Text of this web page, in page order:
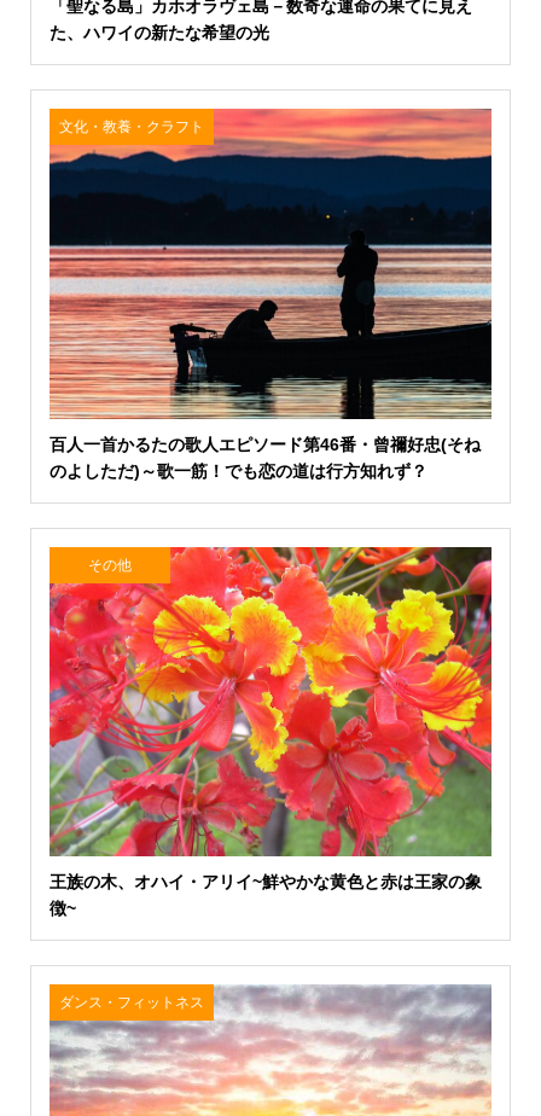
「聖なる島」カホオラヴェ島－数奇な運命の果てに見え
た、ハワイの新たな希望の光
文化・教養・クラフト
百人一首かるたの歌人エピソード第46番・曾禰好忠(そね
のよしただ)～歌一筋！でも恋の道は行方知れず？
その他
王族の木、オハイ・アリイ~鮮やかな黄色と赤は王家の象
徴~
ダンス・フィットネス